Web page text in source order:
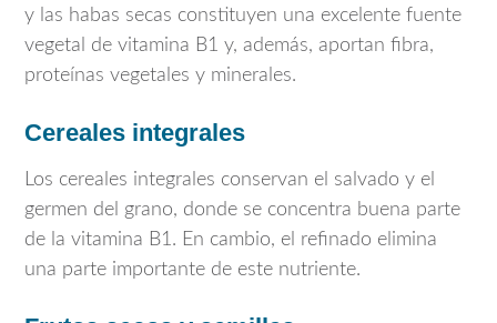
y las habas secas constituyen una excelente fuente
vegetal de vitamina B1 y, además, aportan fibra,
proteínas vegetales y minerales.
Cereales integrales
Los cereales integrales conservan el salvado y el
germen del grano, donde se concentra buena parte
de la vitamina B1. En cambio, el refinado elimina
una parte importante de este nutriente.